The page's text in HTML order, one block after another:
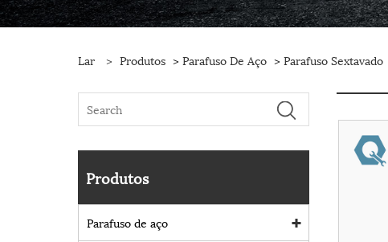
Lar > Produtos > Parafuso De Aço > Parafuso Sextavado
Produtos
Parafuso de aço